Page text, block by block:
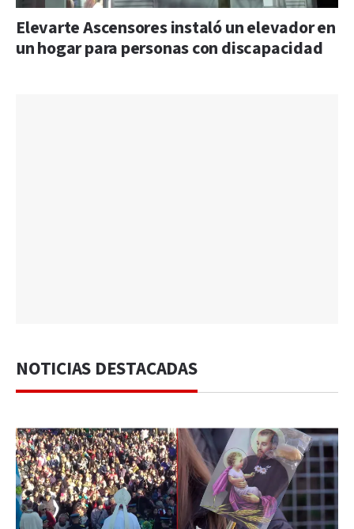
Elevarte Ascensores instaló un elevador en
un hogar para personas con discapacidad
NOTICIAS DESTACADAS